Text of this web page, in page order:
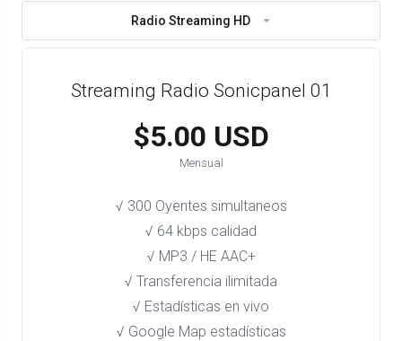
Radio Streaming HD
Streaming Radio Sonicpanel 01
$5.00 USD
Mensual
√ 300 Oyentes simultaneos
√ 64 kbps calidad
√ MP3 / HE AAC+
√ Transferencia ilimitada
√ Estadísticas en vivo
√ Google Map estadísticas